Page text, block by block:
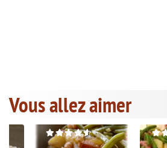
Vous allez aimer